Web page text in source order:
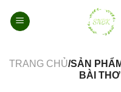
qua
TRANG CHỦ/SẢN
BÀI